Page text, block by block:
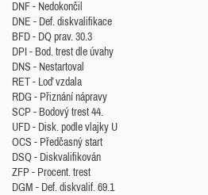
DNF - Nedokončil
DNE - Def. diskvalifikace
BFD - DQ prav. 30.3
DPI - Bod. trest dle úvahy
DNS - Nestartoval
RET - Loď vzdala
RDG - Přiznání nápravy
SCP - Bodový trest 44.
UFD - Disk. podle vlajky U
OCS - Předčasný start
DSQ - Diskvalifikován
ZFP - Procent. trest
DGM - Def. diskvalif. 69.1